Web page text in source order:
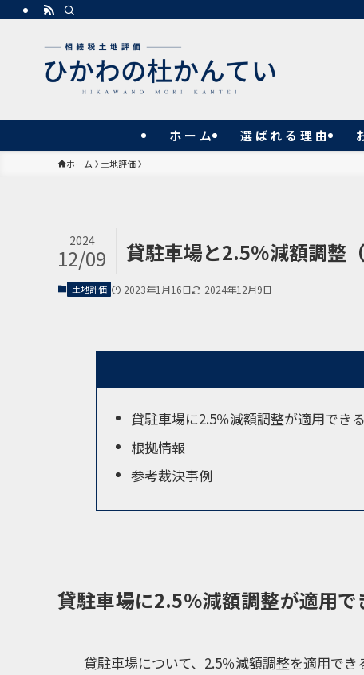
ホーム 選ばれる理由
ホーム 土地評価
貸駐車場と2.5％減額調整
2024
12/09
土地評価 2023年1月16日 2024年12月9日
貸駐車場に2.5％減額調整が適用でき
根拠情報
参考裁決事例
貸駐車場に2.5％減額調整が適用で
貸駐車場について、2.5％減額調整を適用で